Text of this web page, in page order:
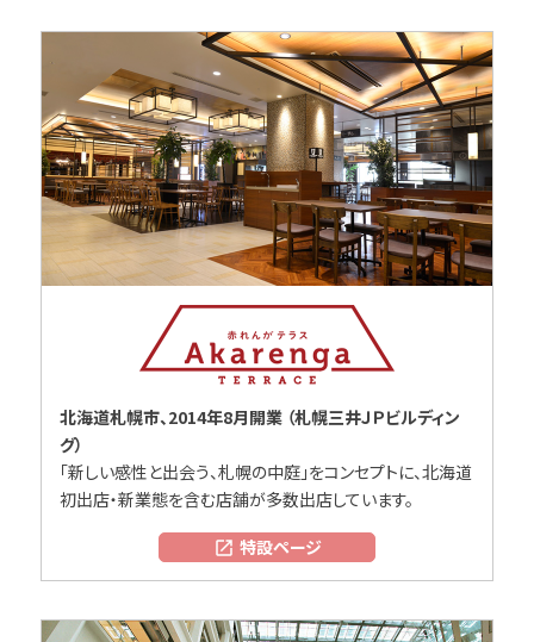
北海道札幌市、2014年8月開業 （札幌三井ＪＰビルディン
グ）
「新しい感性と出会う、札幌の中庭」をコンセプトに、北海道
初出店・新業態を含む店舗が多数出店しています。
open_in_new 特設ページ